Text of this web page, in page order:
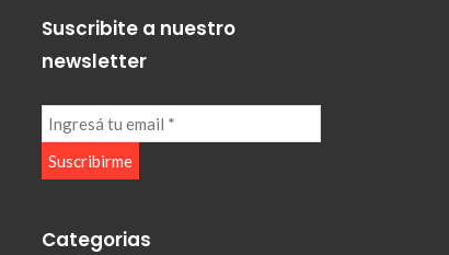
Suscribite a nuestro
newsletter
Categorias